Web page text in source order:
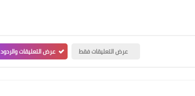
عرض التعليقات فقط عرض التعليقات والردود